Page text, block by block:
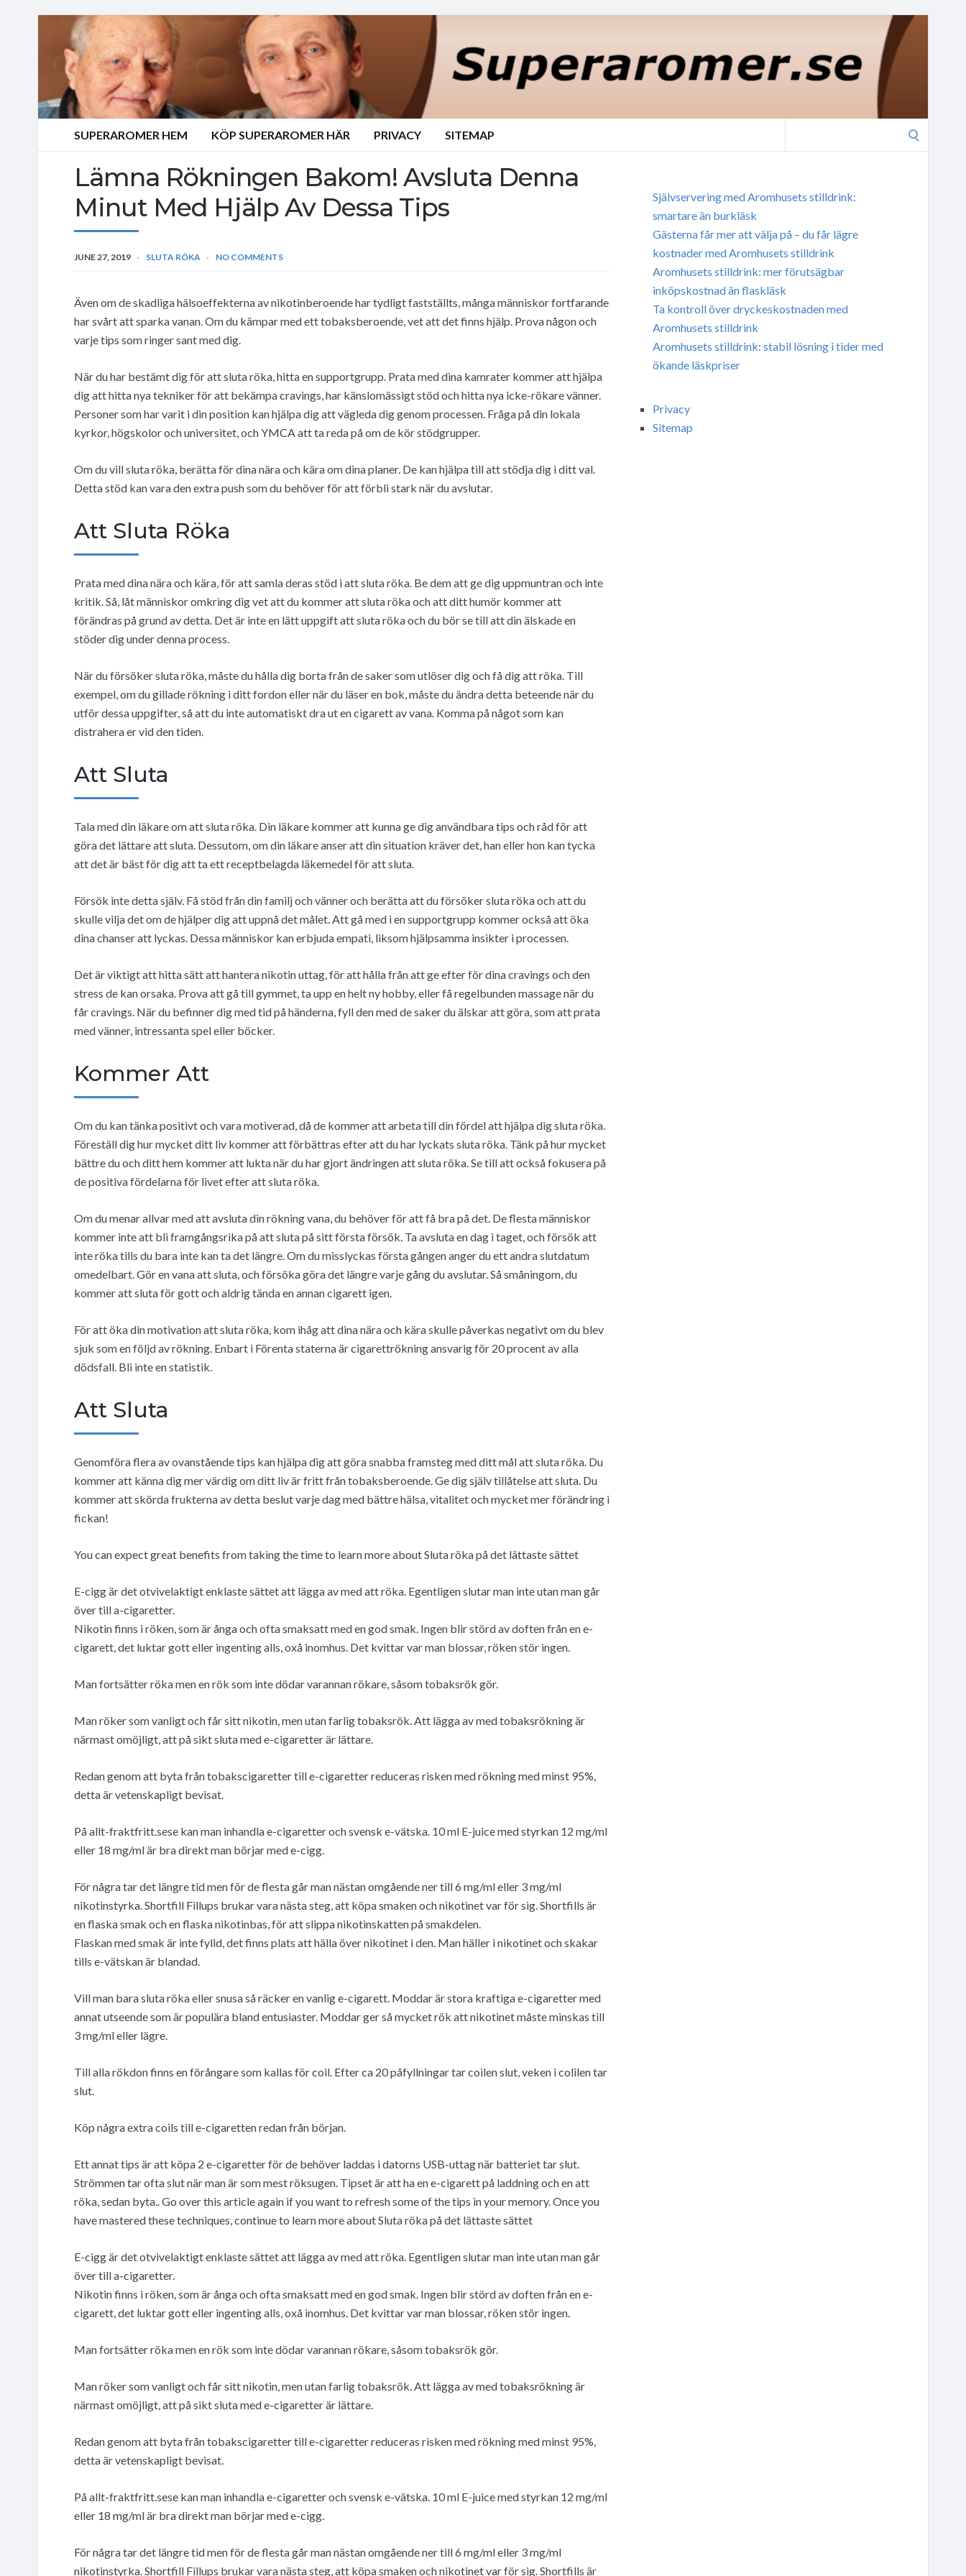
SUPERAROMER HEM KÖP SUPERAROMER HÄR PRIVACY SITEMAP
Lämna Rökningen Bakom! Avsluta Denna
Minut Med Hjälp Av Dessa Tips
JUNE 27, 2019 SLUTA RÖKA NO COMMENTS
Även om de skadliga hälsoeffekterna av nikotinberoende har tydligt fastställts, många människor fortfarande
har svårt att sparka vanan. Om du kämpar med ett tobaksberoende, vet att det finns hjälp. Prova någon och
varje tips som ringer sant med dig.
När du har bestämt dig för att sluta röka, hitta en supportgrupp. Prata med dina kamrater kommer att hjälpa
dig att hitta nya tekniker för att bekämpa cravings, har känslomässigt stöd och hitta nya icke-rökare vänner.
Personer som har varit i din position kan hjälpa dig att vägleda dig genom processen. Fråga på din lokala
kyrkor, högskolor och universitet, och YMCA att ta reda på om de kör stödgrupper.
Om du vill sluta röka, berätta för dina nära och kära om dina planer. De kan hjälpa till att stödja dig i ditt val.
Detta stöd kan vara den extra push som du behöver för att förbli stark när du avslutar.
Att Sluta Röka
Prata med dina nära och kära, för att samla deras stöd i att sluta röka. Be dem att ge dig uppmuntran och inte
kritik. Så, låt människor omkring dig vet att du kommer att sluta röka och att ditt humör kommer att
förändras på grund av detta. Det är inte en lätt uppgift att sluta röka och du bör se till att din älskade en
stöder dig under denna process.
När du försöker sluta röka, måste du hålla dig borta från de saker som utlöser dig och få dig att röka. Till
exempel, om du gillade rökning i ditt fordon eller när du läser en bok, måste du ändra detta beteende när du
utför dessa uppgifter, så att du inte automatiskt dra ut en cigarett av vana. Komma på något som kan
distrahera er vid den tiden.
Att Sluta
Tala med din läkare om att sluta röka. Din läkare kommer att kunna ge dig användbara tips och råd för att
göra det lättare att sluta. Dessutom, om din läkare anser att din situation kräver det, han eller hon kan tycka
att det är bäst för dig att ta ett receptbelagda läkemedel för att sluta.
Försök inte detta själv. Få stöd från din familj och vänner och berätta att du försöker sluta röka och att du
skulle vilja det om de hjälper dig att uppnå det målet. Att gå med i en supportgrupp kommer också att öka
dina chanser att lyckas. Dessa människor kan erbjuda empati, liksom hjälpsamma insikter i processen.
Det är viktigt att hitta sätt att hantera nikotin uttag, för att hålla från att ge efter för dina cravings och den
stress de kan orsaka. Prova att gå till gymmet, ta upp en helt ny hobby, eller få regelbunden massage när du
får cravings. När du befinner dig med tid på händerna, fyll den med de saker du älskar att göra, som att prata
med vänner, intressanta spel eller böcker.
Kommer Att
Om du kan tänka positivt och vara motiverad, då de kommer att arbeta till din fördel att hjälpa dig sluta röka.
Föreställ dig hur mycket ditt liv kommer att förbättras efter att du har lyckats sluta röka. Tänk på hur mycket
bättre du och ditt hem kommer att lukta när du har gjort ändringen att sluta röka. Se till att också fokusera på
de positiva fördelarna för livet efter att sluta röka.
Om du menar allvar med att avsluta din rökning vana, du behöver för att få bra på det. De flesta människor
kommer inte att bli framgångsrika på att sluta på sitt första försök. Ta avsluta en dag i taget, och försök att
inte röka tills du bara inte kan ta det längre. Om du misslyckas första gången anger du ett andra slutdatum
omedelbart. Gör en vana att sluta, och försöka göra det längre varje gång du avslutar. Så småningom, du
kommer att sluta för gott och aldrig tända en annan cigarett igen.
För att öka din motivation att sluta röka, kom ihåg att dina nära och kära skulle påverkas negativt om du blev
sjuk som en följd av rökning. Enbart i Förenta staterna är cigarettrökning ansvarig för 20 procent av alla
dödsfall. Bli inte en statistik.
Att Sluta
Genomföra flera av ovanstående tips kan hjälpa dig att göra snabba framsteg med ditt mål att sluta röka. Du
kommer att känna dig mer värdig om ditt liv är fritt från tobaksberoende. Ge dig själv tillåtelse att sluta. Du
kommer att skörda frukterna av detta beslut varje dag med bättre hälsa, vitalitet och mycket mer förändring i
fickan!
You can expect great benefits from taking the time to learn more about Sluta röka på det lättaste sättet
E-cigg är det otvivelaktigt enklaste sättet att lägga av med att röka. Egentligen slutar man inte utan man går
över till a-cigaretter.
Nikotin finns i röken, som är ånga och ofta smaksatt med en god smak. Ingen blir störd av doften från en e-
cigarett, det luktar gott eller ingenting alls, oxå inomhus. Det kvittar var man blossar, röken stör ingen.
Man fortsätter röka men en rök som inte dödar varannan rökare, såsom tobaksrök gör.
Man röker som vanligt och får sitt nikotin, men utan farlig tobaksrök. Att lägga av med tobaksrökning är
närmast omöjligt, att på sikt sluta med e-cigaretter är lättare.
Redan genom att byta från tobakscigaretter till e-cigaretter reduceras risken med rökning med minst 95%,
detta är vetenskapligt bevisat.
På allt-fraktfritt.sese kan man inhandla e-cigaretter och svensk e-vätska. 10 ml E-juice med styrkan 12 mg/ml
eller 18 mg/ml är bra direkt man börjar med e-cigg.
För några tar det längre tid men för de flesta går man nästan omgående ner till 6 mg/ml eller 3 mg/ml
nikotinstyrka. Shortfill Fillups brukar vara nästa steg, att köpa smaken och nikotinet var för sig. Shortfills är
en flaska smak och en flaska nikotinbas, för att slippa nikotinskatten på smakdelen.
Flaskan med smak är inte fylld, det finns plats att hälla över nikotinet i den. Man häller i nikotinet och skakar
tills e-vätskan är blandad.
Vill man bara sluta röka eller snusa så räcker en vanlig e-cigarett. Moddar är stora kraftiga e-cigaretter med
annat utseende som är populära bland entusiaster. Moddar ger så mycket rök att nikotinet måste minskas till
3 mg/ml eller lägre.
Till alla rökdon finns en förångare som kallas för coil. Efter ca 20 påfyllningar tar coilen slut, veken i colilen tar
slut.
Köp några extra coils till e-cigaretten redan från början.
Ett annat tips är att köpa 2 e-cigaretter för de behöver laddas i datorns USB-uttag när batteriet tar slut.
Strömmen tar ofta slut när man är som mest röksugen. Tipset är att ha en e-cigarett på laddning och en att
röka, sedan byta.. Go over this article again if you want to refresh some of the tips in your memory. Once you
have mastered these techniques, continue to learn more about Sluta röka på det lättaste sättet
E-cigg är det otvivelaktigt enklaste sättet att lägga av med att röka. Egentligen slutar man inte utan man går
över till a-cigaretter.
Nikotin finns i röken, som är ånga och ofta smaksatt med en god smak. Ingen blir störd av doften från en e-
cigarett, det luktar gott eller ingenting alls, oxå inomhus. Det kvittar var man blossar, röken stör ingen.
Man fortsätter röka men en rök som inte dödar varannan rökare, såsom tobaksrök gör.
Man röker som vanligt och får sitt nikotin, men utan farlig tobaksrök. Att lägga av med tobaksrökning är
närmast omöjligt, att på sikt sluta med e-cigaretter är lättare.
Redan genom att byta från tobakscigaretter till e-cigaretter reduceras risken med rökning med minst 95%,
detta är vetenskapligt bevisat.
På allt-fraktfritt.sese kan man inhandla e-cigaretter och svensk e-vätska. 10 ml E-juice med styrkan 12 mg/ml
eller 18 mg/ml är bra direkt man börjar med e-cigg.
För några tar det längre tid men för de flesta går man nästan omgående ner till 6 mg/ml eller 3 mg/ml
nikotinstyrka. Shortfill Fillups brukar vara nästa steg, att köpa smaken och nikotinet var för sig. Shortfills är
Självservering med Aromhusets stilldrink:
smartare än burkläsk
Gästerna får mer att välja på – du får lägre
kostnader med Aromhusets stilldrink
Aromhusets stilldrink: mer förutsägbar
inköpskostnad än flaskläsk
Ta kontroll över dryckeskostnaden med
Aromhusets stilldrink
Aromhusets stilldrink: stabil lösning i tider med
ökande läskpriser
Privacy
Sitemap